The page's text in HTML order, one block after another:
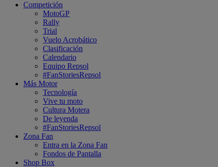
Competición
MotoGP
Rally
Trial
Vuelo Acrobático
Clasificación
Calendario
Equipo Repsol
#FanStoriesRepsol
Más Motor
Tecnología
Vive tu moto
Cultura Motera
De leyenda
#FanStoriesRepsol
Zona Fan
Entra en la Zona Fan
Fondos de Pantalla
Shop Box